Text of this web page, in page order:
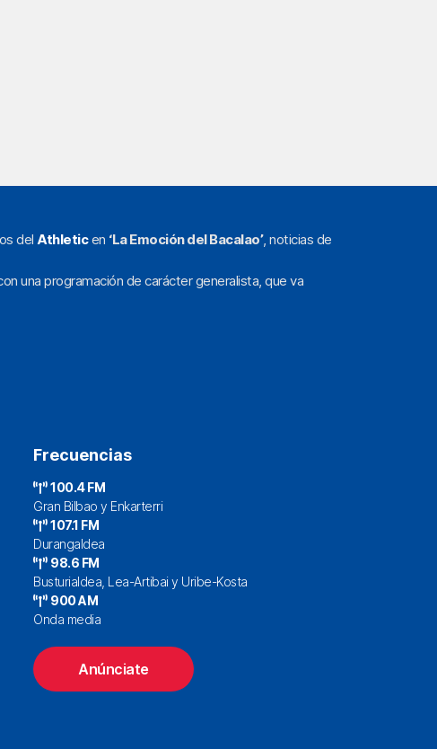
del Athleticen ‘La Emoción del Bacalao’, noticias de
una programación de carácter generalista, que va
Frecuencias
100.4 FM
Gran Bilbao y Enkarterri
107.1 FM
Durangaldea
98.6 FM
Busturialdea, Lea-Artibai y Uribe-Kosta
900 AM
Onda media
Anúnciate